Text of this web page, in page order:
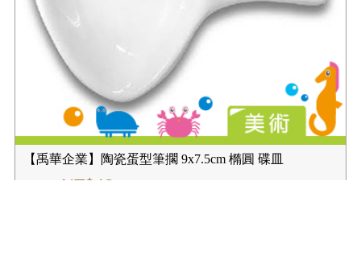
【禹華企業】陶瓷蛋型筆擱 9x7.5cm 橢圓 碟皿
NT$48